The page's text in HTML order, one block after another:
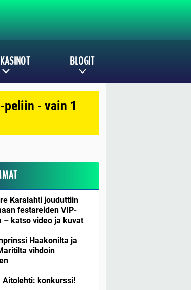
BLOGIT
peliin - vain 1
Karalahti jouduttiin
festareiden VIP-
– katso video ja kuvat
Haakonilta ja
vihdoin
Aitolehti: konkurssi!